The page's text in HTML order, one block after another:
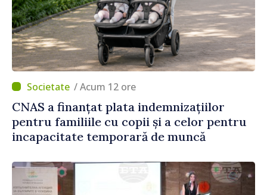
/ Acum 12 ore
CNAS a finanțat plata indemnizațiilor
pentru familiile cu copii și a celor pentru
incapacitate temporară de muncă